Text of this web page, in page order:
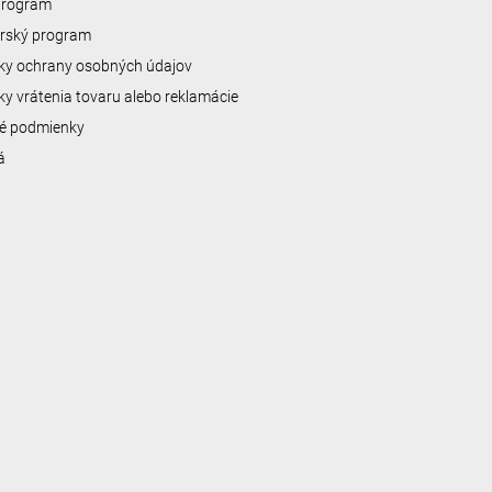
program
ochrany osobných údajov
vrátenia tovaru alebo reklamácie
podmienky